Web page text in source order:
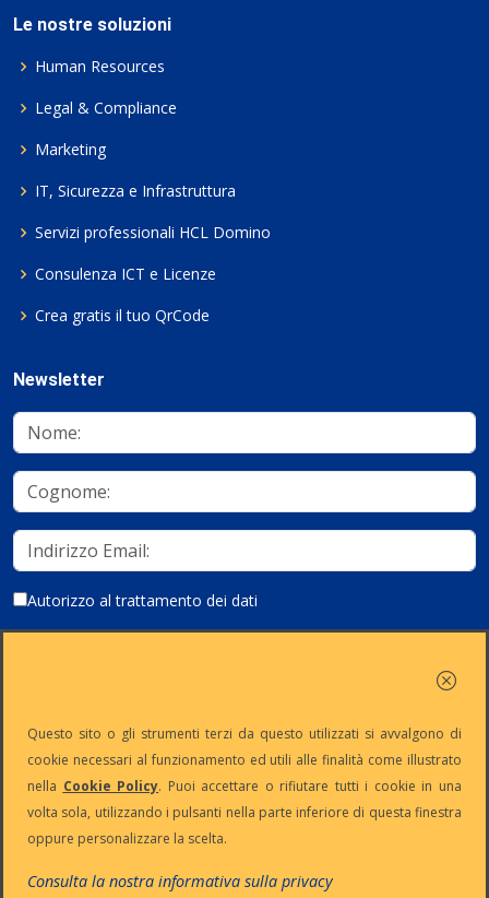
Le nostre soluzioni
Human Resources
Legal & Compliance
Marketing
IT, Sicurezza e Infrastruttura
Servizi professionali HCL Domino
Consulenza ICT e Licenze
Crea gratis il tuo QrCode
Newsletter
Autorizzo al trattamento dei dati
Partita Iva:
IT13383650150
Capitale
Sociale: €
10.500 i.v.
Iscrizione
REA n° MI-
Reg. Imp. n°
MI-2001-
: digiway@legalmail.it
Questo sito o gli strumenti terzi da questo utilizzati si avvalgono di
cookie necessari al funzionamento ed utili alle finalità come illustrato
nella Cookie Policy. Puoi accettare o rifiutare tutti i cookie in una
volta sola, utilizzando i pulsanti nella parte inferiore di questa finestra
oppure personalizzare la scelta.
Consulta la nostra informativa sulla privacy